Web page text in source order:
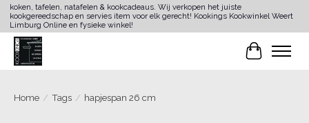
koken, tafelen, natafelen & kookcadeaus. Wij verkopen het juiste
kookgereedschap en servies item voor elk gerecht! Kookings Kookwinkel Weert
Limburg Online en fysieke winkel!
Home / Tags / hapjespan 26 cm